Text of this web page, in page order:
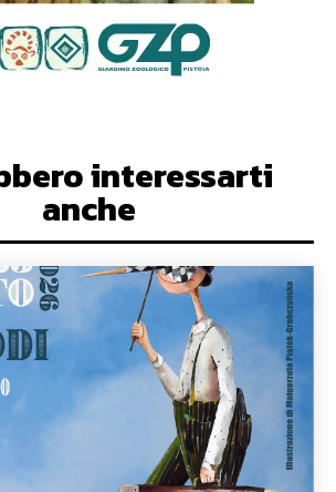
interessarti
anche